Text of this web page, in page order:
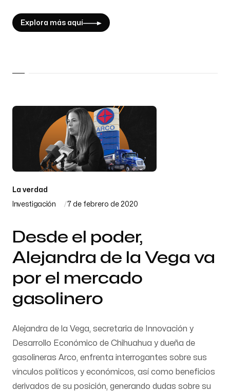
Explora más aquí
La verdad
Investigación 7 de febrero de 2020
Desde el poder,
Alejandra de la Vega va
por el mercado
gasolinero
Alejandra de la Vega, secretaria de Innovación y
Desarrollo Económico de Chihuahua y dueña de
gasolineras Arco, enfrenta interrogantes sobre sus
vínculos políticos y económicos, así como beneficios
derivados de su posición, generando dudas sobre su